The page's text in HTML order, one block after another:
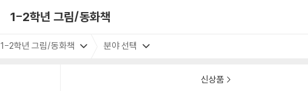
1-2학년 그림/동화책
1-2학년 그림/동화책 분야 선택
신상품